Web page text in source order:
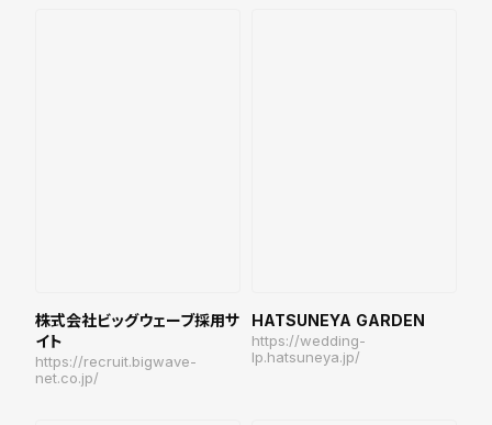
株式会社ビッグウェーブ採用サ
イト
https://recruit.bigwave-
net.co.jp/
HATSUNEYA GARDEN
https://wedding-
lp.hatsuneya.jp/